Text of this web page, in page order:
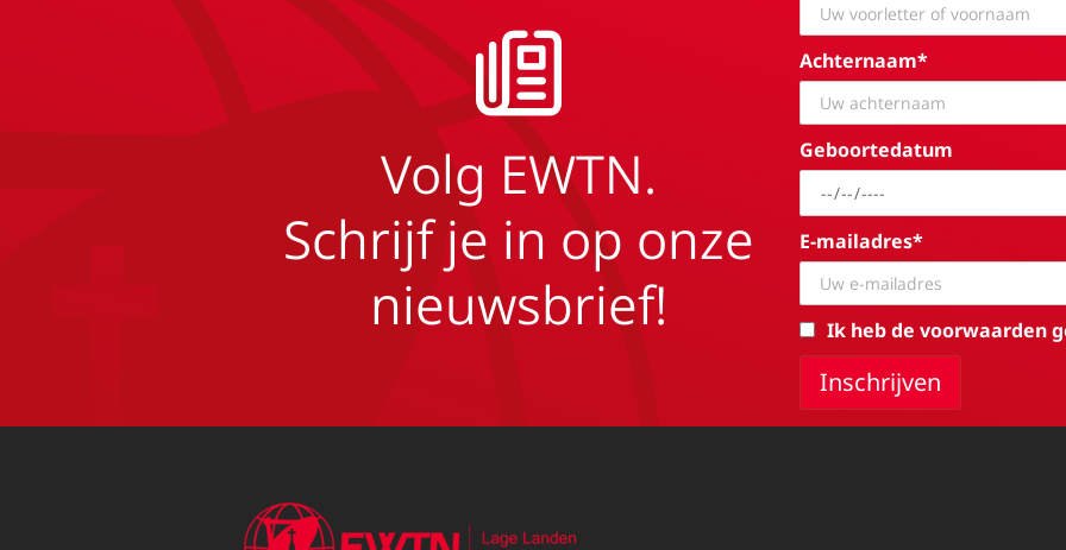
Volg EWTN.
Schrijf je in op onze
nieuwsbrief!
Achternaam*
Geboortedatum
E-mailadres*
Ik heb de voorwaarden